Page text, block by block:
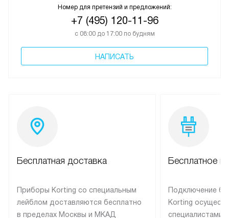
Номер для претензий и предложений:
+7 (495) 120-11-96
с 08:00 до 17:00 по будням
НАПИСАТЬ
Бесплатная доставка
Приборы Korting со специальным
лейблом доставляются бесплатно
в пределах Москвы и МКАД
Бесплатное
Подключение
Korting
специалистами